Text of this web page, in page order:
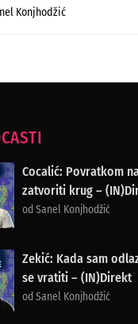
Konjhodžić
Cocalić: Povratkom
zatvoriti krug –
od Sanel Konjhodžić
Zekić: Kada sam
se vratiti – (IN)Direkt
od Sanel Konjhodžić